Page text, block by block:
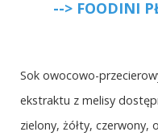
--> FOODINI
Sok owocowo-
ekstraktu z melisy
zielony, żółty, czerwony,